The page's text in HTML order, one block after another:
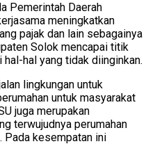
Pemerintah Daerah
meningkatkan
pajak dan lain sebagainya
Solok mencapai titik
hal yang tidak diinginkan.
lingkungan untuk
untuk masyarakat
juga merupakan
terwujudnya perumahan
Pada kesempatan ini